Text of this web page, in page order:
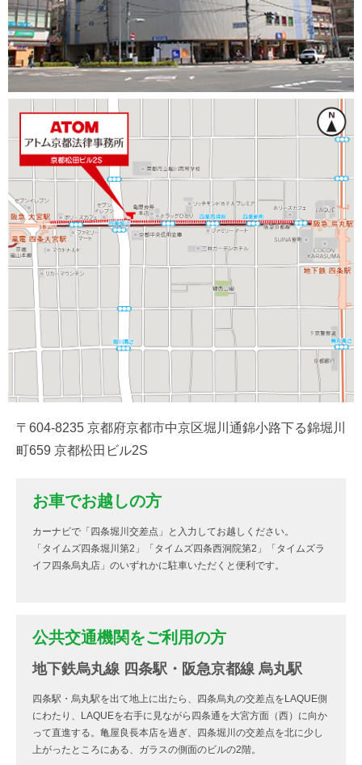
〒604-8235 京都府京都市中京区堀川通錦小路下る錦堀川
町659 京都松田ビル2S
お車でお越しの方
カーナビで「四条堀川交差点」と入力してお越しください。
「タイムズ四条堀川第2」「タイムズ四条西洞院第2」「タイムズラ
イフ四条烏丸店」のいずれかに駐車いただくと便利です。
公共交通機関をご利用の方
地下鉄烏丸線 四条駅・阪急京都線 烏丸駅
四条駅・烏丸駅を出て地上に出たら、四条烏丸の交差点をLAQUE側
にわたり、LAQUEを右手に見ながら四条通を大宮方面（西）に向か
って直進する。亀屋良長本店を過ぎ、四条堀川の交差点を北に少し
上がったところにある、ガラスの側面のビルの2階。